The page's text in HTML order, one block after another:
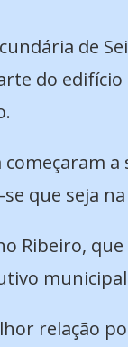
de
do
que seja
Ribeiro,
relação